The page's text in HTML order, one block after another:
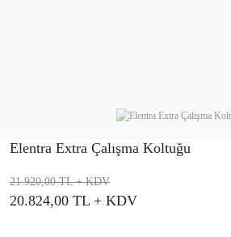
Elentra Extra Çalışma Koltuğu
20.824,00 TL + KDV
21.920,00 TL+ KDV